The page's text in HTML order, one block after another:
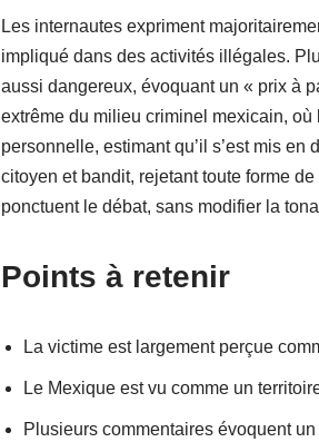
Les internautes expriment
impliqué dans des activités illégales.
aussi dangereux, évoquant un « prix à
extrême du milieu criminel mexicain,
personnelle, estimant qu’il s’est mis
citoyen et bandit, rejetant toute forme
ponctuent le débat, sans modifier la
Points à retenir
La victime est largement perçue
Le Mexique est vu comme un
Plusieurs commentaires évoquent